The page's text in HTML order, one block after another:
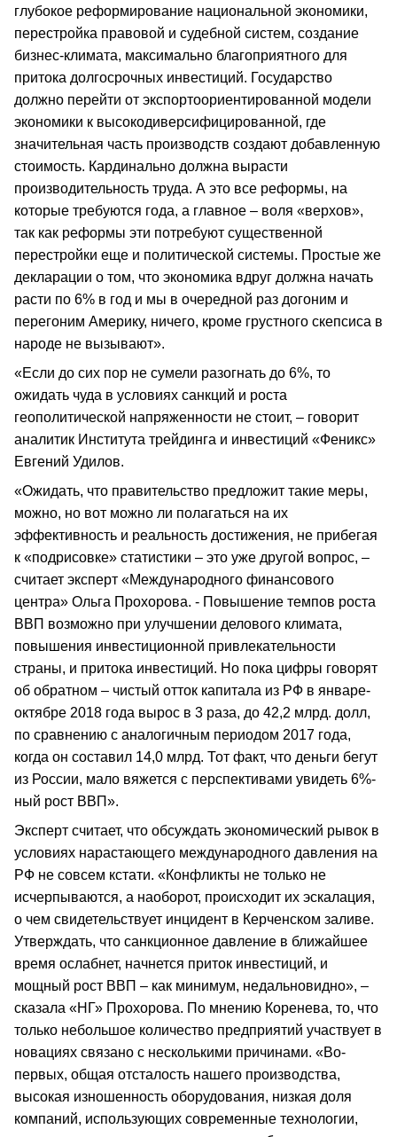
глубокое реформирование национальной экономики,
перестройка правовой и судебной систем, создание
бизнес-климата, максимально благоприятного для
притока долгосрочных инвестиций. Государство
должно перейти от экспортоориентированной модели
экономики к высокодиверсифицированной, где
значительная часть производств создают добавленную
стоимость. Кардинально должна вырасти
производительность труда. А это все реформы, на
которые требуются года, а главное – воля «верхов»,
так как реформы эти потребуют существенной
перестройки еще и политической системы. Простые же
декларации о том, что экономика вдруг должна начать
расти по 6% в год и мы в очередной раз догоним и
перегоним Америку, ничего, кроме грустного скепсиса в
народе не вызывают».
«Если до сих пор не сумели разогнать до 6%, то
ожидать чуда в условиях санкций и роста
геополитической напряженности не стоит, – говорит
аналитик Института трейдинга и инвестиций «Феникс»
Евгений Удилов.
«Ожидать, что правительство предложит такие меры,
можно, но вот можно ли полагаться на их
эффективность и реальность достижения, не прибегая
к «подрисовке» статистики – это уже другой вопрос, –
считает эксперт «Международного финансового
центра» Ольга Прохорова. - Повышение темпов роста
ВВП возможно при улучшении делового климата,
повышения инвестиционной привлекательности
страны, и притока инвестиций. Но пока цифры говорят
об обратном – чистый отток капитала из РФ в январе-
октябре 2018 года вырос в 3 раза, до 42,2 млрд. долл,
по сравнению с аналогичным периодом 2017 года,
когда он составил 14,0 млрд. Тот факт, что деньги бегут
из России, мало вяжется с перспективами увидеть 6%-
ный рост ВВП».
Эксперт считает, что обсуждать экономический рывок в
условиях нарастающего международного давления на
РФ не совсем кстати. «Конфликты не только не
исчерпываются, а наоборот, происходит их эскалация,
о чем свидетельствует инцидент в Керченском заливе.
Утверждать, что санкционное давление в ближайшее
время ослабнет, начнется приток инвестиций, и
мощный рост ВВП – как минимум, недальновидно», –
сказала «НГ» Прохорова. По мнению Коренева, то, что
только небольшое количество предприятий участвует в
новациях связано с несколькими причинами. «Во-
первых, общая отсталость нашего производства,
высокая изношенность оборудования, низкая доля
компаний, использующих современные технологии,